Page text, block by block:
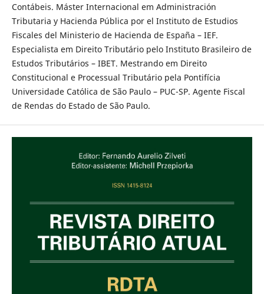
Contábeis. Máster Internacional em Administración
Tributaria y Hacienda Pública por el Instituto de Estudios
Fiscales del Ministerio de Hacienda de España – IEF.
Especialista em Direito Tributário pelo Instituto Brasileiro de
Estudos Tributários – IBET. Mestrando em Direito
Constitucional e Processual Tributário pela Pontifícia
Universidade Católica de São Paulo – PUC-SP. Agente Fiscal
de Rendas do Estado de São Paulo.